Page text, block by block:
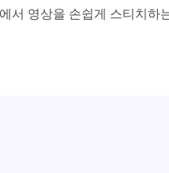
서 영상을 손쉽게 스티치하